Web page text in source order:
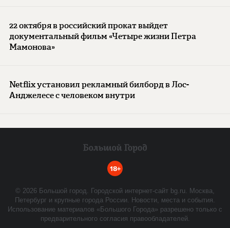
22 октября в российский прокат выйдет
документальный фильм «Четыре жизни Петра
Мамонова»
Netflix установил рекламный билборд в Лос-
Анджелесе с человеком внутри
18+
© 2026 Большой город. Городской интернет-сайт bg.ru. Москва,
Петербург и крупные города России. Новости, места и события.
Использование материалов «Большого Города» разрешено только с
предварительного согласия правообладателей.